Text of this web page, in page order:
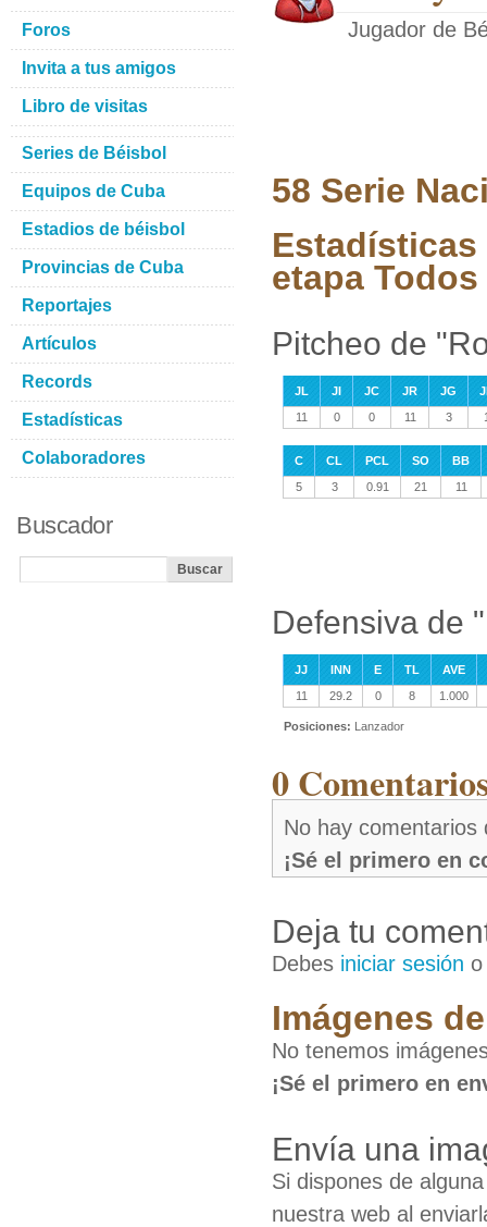
Jugador de
58 Serie
Estadísticas
etapa
Pitcheo de
JL JI JC JR JG
11
0 0 11 3
C CL PCL SO
BB
5
3 0.91 21 11
Defensiva de
JJ INN E TL
AVE
11
29.2 0 8 1.000
Posiciones: Lanzador
0
No hay comentarios
¡Sé el primero en
Deja tu
Debes iniciar sesión
Imágenes
No tenemos
¡Sé el primero en
Envía una
Si dispones de
nuestra web al
Foros
Invita a tus amigos
Libro de visitas
Series de Béisbol
Equipos de Cuba
Estadios de béisbol
Provincias de Cuba
Reportajes
Artículos
Records
Estadísticas
Colaboradores
Buscador